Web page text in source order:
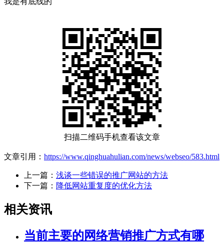
扫描二维码手机查看该文章
文章引用： https://www.qinghuahulian.com/news/webseo/583.html
上一篇： 浅谈一些错误的推广网站的方法
下一篇： 降低网站重复度的优化方法
相关资讯
当前主要的网络营销推广方式有哪